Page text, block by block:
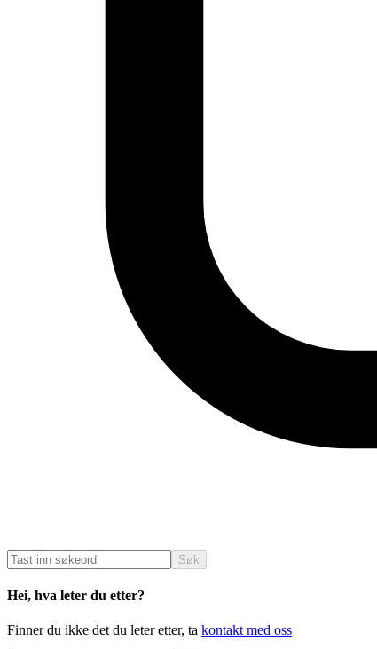
Søk
Hei, hva leter du etter?
Finner du ikke det du leter etter, ta kontakt med oss